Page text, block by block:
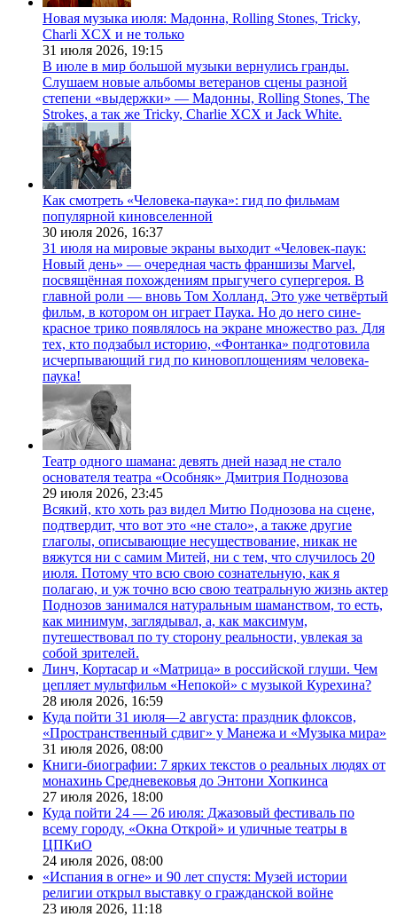
Новая музыка июля: Мадонна, Rolling Stones, Tricky,
Charli XCX и не только
31 июля 2026, 19:15
В июле в мир большой музыки вернулись гранды.
Слушаем новые альбомы ветеранов сцены разной
степени «выдержки» — Мадонны, Rolling Stones, The
Strokes, а так же Tricky, Charlie XCX и Jack White.
Как смотреть «Человека-паука»: гид по фильмам
популярной киновселенной
30 июля 2026, 16:37
31 июля на мировые экраны выходит «Человек-паук:
Новый день» — очередная часть франшизы Marvel,
посвящённая похождениям прыгучего супергероя. В
главной роли — вновь Том Холланд. Это уже четвёртый
фильм, в котором он играет Паука. Но до него сине-
красное трико появлялось на экране множество раз. Для
тех, кто подзабыл историю, «Фонтанка» подготовила
исчерпывающий гид по киновоплощениям человека-
паука!
Театр одного шамана: девять дней назад не стало
основателя театра «Особняк» Дмитрия Поднозова
29 июля 2026, 23:45
Всякий, кто хоть раз видел Митю Поднозова на сцене,
подтвердит, что вот это «не стало», а также другие
глаголы, описывающие несуществование, никак не
вяжутся ни с самим Митей, ни с тем, что случилось 20
июля. Потому что всю свою сознательную, как я
полагаю, и уж точно всю свою театральную жизнь актер
Поднозов занимался натуральным шаманством, то есть,
как минимум, заглядывал, а, как максимум,
путешествовал по ту сторону реальности, увлекая за
собой зрителей.
Линч, Кортасар и «Матрица» в российской глуши. Чем
цепляет мультфильм «Непокой» с музыкой Курехина?
28 июля 2026, 16:59
Куда пойти 31 июля—2 августа: праздник флоксов,
«Пространственный сдвиг» у Манежа и «Музыка мира»
31 июля 2026, 08:00
Книги-биографии: 7 ярких текстов о реальных людях от
монахинь Средневековья до Энтони Хопкинса
27 июля 2026, 18:00
Куда пойти 24 — 26 июля: Джазовый фестиваль по
всему городу, «Окна Открой» и уличные театры в
ЦПКиО
24 июля 2026, 08:00
«Испания в огне» и 90 лет спустя: Музей истории
религии открыл выставку о гражданской войне
23 июля 2026, 11:18